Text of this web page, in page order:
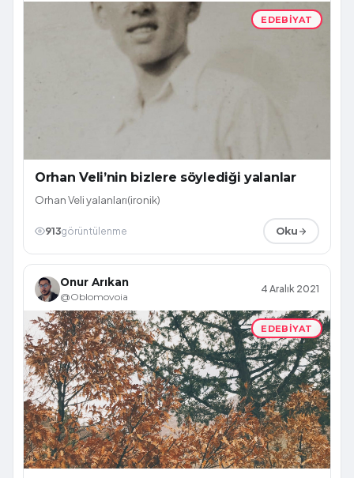
EDEBIYAT
Orhan Veli’nin bizlere söylediği yalanlar
Orhan Veli yalanları(ironik)
913görüntülenme Oku
Onur Arıkan
@Oblomovoia
4 Aralık 2021
EDEBIYAT